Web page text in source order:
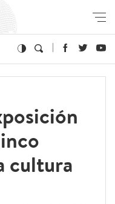
cultura